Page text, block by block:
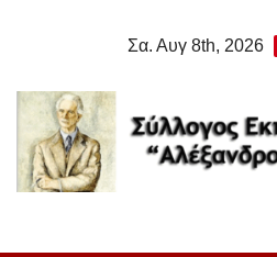
Σα. Αυγ 8th, 2026